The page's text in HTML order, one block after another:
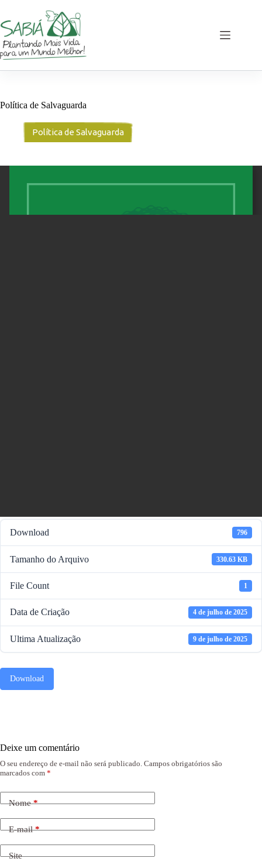
o
conteúdo
Política de Salvaguarda
Política de Salvaguarda
Download 796
Tamanho do Arquivo 330.63 KB
File Count 1
Data de Criação 4 de julho de 2025
Ultima Atualização 9 de julho de 2025
Download
Deixe um comentário
O seu endereço de e-mail não será publicado. Campos obrigatórios são
marcados com *
Nome*
E-mail*
Site